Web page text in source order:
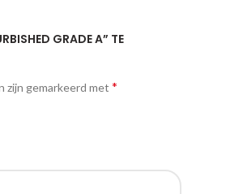
GRADE A” TE
zijn gemarkeerd met *